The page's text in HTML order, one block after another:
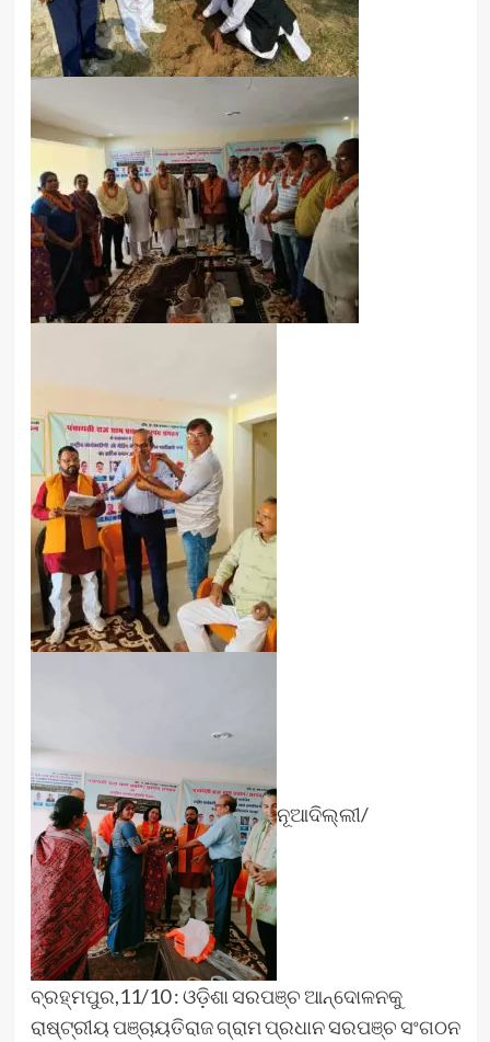
ନୂଆଦିଲ୍ଲୀ/
ବ୍ରହ୍ମପୁର,11/10 : ଓଡ଼ିଶା ସରପଞ୍ଚ ଆନ୍ଦୋଳନକୁ
ରାଷ୍ଟ୍ରୀୟ ପଞ୍ଚାୟତିରାଜ ଗ୍ରାମ ପ୍ରଧାନ ସରପଞ୍ଚ ସଂଗଠନ